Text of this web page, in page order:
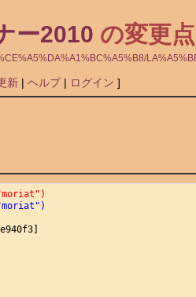
ー2010 の変更点
新| ヘルプ| ログイン ]